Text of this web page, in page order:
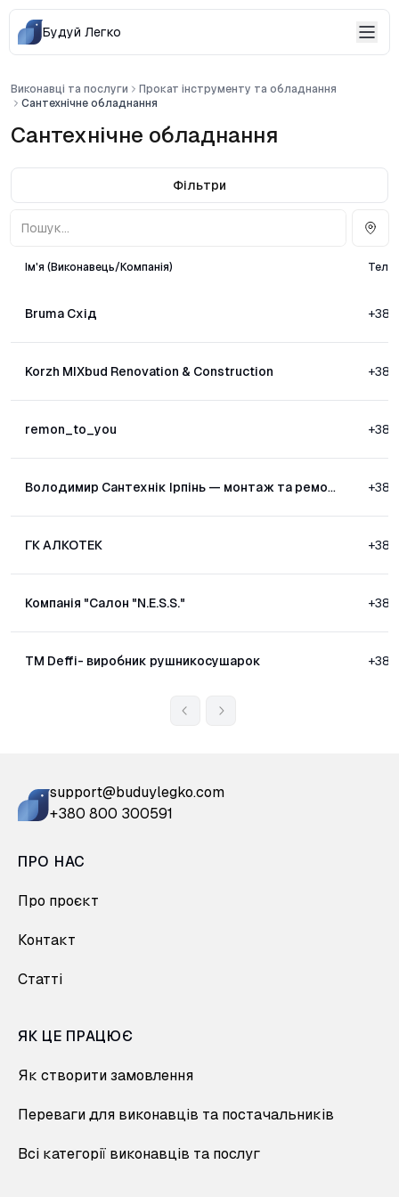
Будуй Легко
Виконавці та послуги
Прокат інструменту та обладнання
Сантехнічне обладнання
Сантехнічне обладнання
Фільтри
Ім'я (Виконавець/Компанія)
Bruma Схід
Korzh MIXbud Renovation & Construction
remon_to_you
Володимир Сантехнік Ірпінь — монтаж та ремонт
ГК АЛКОТЕК
Компанія "Салон "N.E.S.S."
ТМ Deffi- виробник рушникосушарок
support@buduylegko.com
+380 800 300591
ПРО НАС
Про проєкт
Контакт
Статті
ЯК ЦЕ ПРАЦЮЄ
Як створити замовлення
Переваги для виконавців та постачальників
Всі категорії виконавців та послуг